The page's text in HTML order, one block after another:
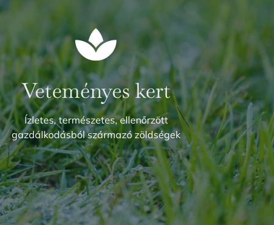
Veteményes kert
Ízletes, természetes, ellenőrzött
gazdálkodásból származó zöldségek